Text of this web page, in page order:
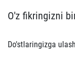
O'z fikringizni
Do'stlaringizga